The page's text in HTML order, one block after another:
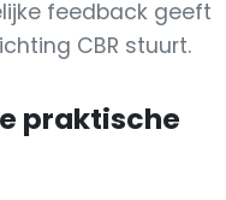
feedback geeft
CBR stuurt.
praktische